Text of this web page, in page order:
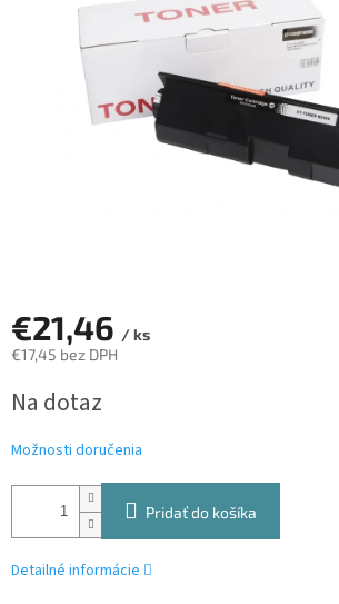
hviezdičiek.
€21,46 / ks
€17,45 bez DPH
cena:
Na dotaz
Možnosti doručenia
Pridať do košíka
Detailné informácie